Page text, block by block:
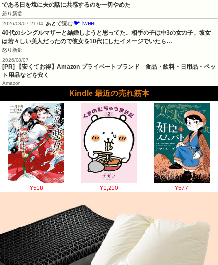
である日を境に夫の話に共感するのを一切やめた
怒り新党
2026/08/07 21:04 あとで読む 🐦Tweet
40代のシングルマザーと結婚しようと思ってた。相手の子は中3の女の子。彼女
は若々しい美人だったので彼女を10代にしたイメージでいたら…
怒り新党
2026/08/07
[PR] 【安くてお得】Amazon プライベートブランド 食品・飲料・日用品・ペッ
ト用品などを安く
Amazon
Kindle 最近の売れ筋本
¥518 ¥1,210 ¥577